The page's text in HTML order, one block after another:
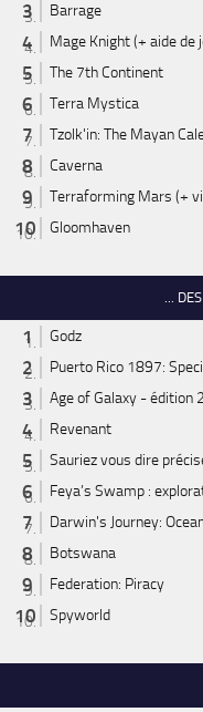
Barrage
Mage Knight (+ aide de
The 7th Continent
Terra Mystica
Tzolk'in: The Mayan
Caverna
Terraforming Mars (+
Gloomhaven
...
Godz
Puerto Rico 1897:
Age of Galaxy - édition
Revenant
Sauriez vous dire
Feya’s Swamp :
Darwin's Journey:
Botswana
Federation: Piracy
Spyworld